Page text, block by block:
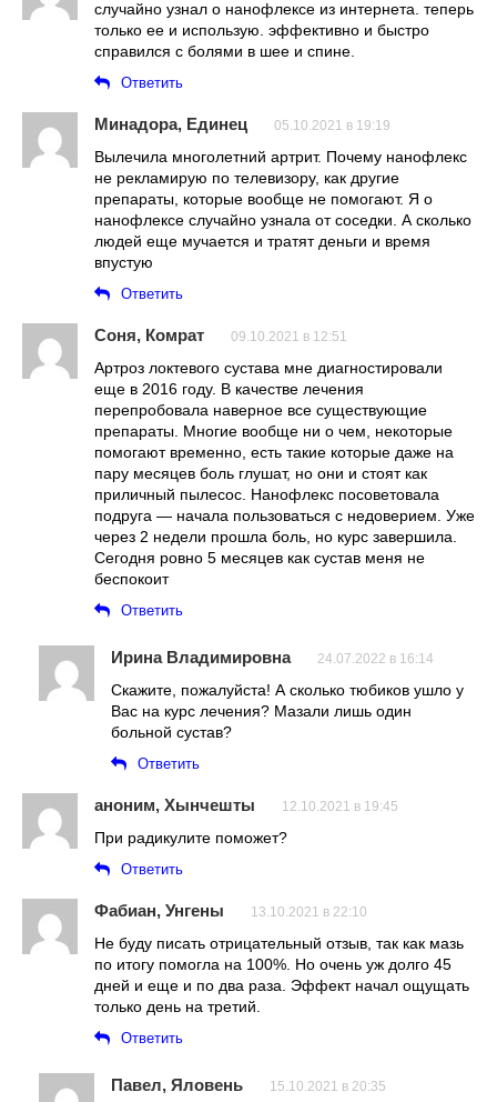
случайно узнал о нанофлексе из интернета. теперь
только ее и использую. эффективно и быстро
справился с болями в шее и спине.
Ответить
Минадора, Единец 05.10.2021 в 19:19
Вылечила многолетний артрит. Почему нанофлекс
не рекламирую по телевизору, как другие
препараты, которые вообще не помогают. Я о
нанофлексе случайно узнала от соседки. А сколько
людей еще мучается и тратят деньги и время
впустую
Ответить
Соня, Комрат 09.10.2021 в 12:51
Артроз локтевого сустава мне диагностировали
еще в 2016 году. В качестве лечения
перепробовала наверное все существующие
препараты. Многие вообще ни о чем, некоторые
помогают временно, есть такие которые даже на
пару месяцев боль глушат, но они и стоят как
приличный пылесос. Нанофлекс посоветовала
подруга — начала пользоваться с недоверием. Уже
через 2 недели прошла боль, но курс завершила.
Сегодня ровно 5 месяцев как сустав меня не
беспокоит
Ответить
Ирина Владимировна 24.07.2022 в 16:14
Скажите, пожалуйста! А сколько тюбиков ушло у
Вас на курс лечения? Мазали лишь один
больной сустав?
Ответить
аноним, Хынчешты 12.10.2021 в 19:45
При радикулите поможет?
Ответить
Фабиан, Унгены 13.10.2021 в 22:10
Не буду писать отрицательный отзыв, так как мазь
по итогу помогла на 100%. Но очень уж долго 45
дней и еще и по два раза. Эффект начал ощущать
только день на третий.
Ответить
Павел, Яловень 15.10.2021 в 20:35